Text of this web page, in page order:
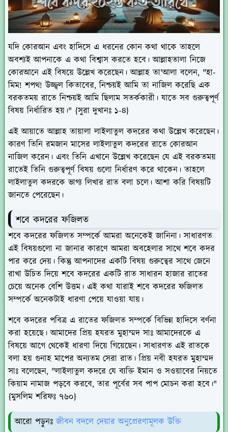
যদি কোরআন এবং হাদিসে এ ধরনের কোন কথা থাকে তাহলে
অবশ্যই আপনাকে এ কথা বিশ্বাস করতে হবে। আল্লাহতালা নিজে
কোরআনে এই বিষয়ে উল্লেখ করেছেন। আল্লাহ তা'আলা বলেন, "হা-
মিম! শপথ! উজ্জ্বল কিতাবের, নিশ্চয়ই আমি তা নাজিল করেছি এক
বরকতময় রাতে নিশ্চয়ই আমি ছিলাম সতর্ককারী। যাতে সব গুরুত্বপূর্ণ
বিষয় নির্ধারিত হয়।" {সুরা দুখানঃ ১-৪}
এই আয়াতে আল্লাহ তায়ালা লাইলাতুল কদরের কথা উল্লেখ করেছেন।
কারণ তিনি রমজান মাসের লাইলাতুল কদরের রাতে কোরআন
নাজিল করেন। এবং তিনি এখানে উল্লেখ করেছেন যে এই বরকতময়
রাতেই তিনি গুরুত্বপূর্ণ বিষয় গুলো নির্ধারণ করে থাকেন। তাহলে
লাইলাতুল কদরকে ভাগ্য লিখার রাত বলা চলে। আশা করি বিষয়টি
জানতে পেরেছেন।
শবে কদরের ফজিলত
শবে কদরের ফজিলত সম্পর্কে আমরা অনেকেই জানিনা। সাধারণত
এই বিষয়গুলো না জানার কারণে আমরা অবহেলার সাথে শবে কদর
পার করে দেয়। কিন্তু আপনাদের একটি বিষয় গুরুত্বের সাথে জেনে
রাখা উচিত দিয়ে শবে কদরের একটি রাত সাধারন হাজার রাতের
চেয়ে অনেক বেশি উত্তম। এই কথা যারাই শবে কদরের ফজিলত
সম্পর্কে অনেকটাই ধারণা পেয়ে যাওয়া যায়।
শবে কদরের পবিত্র এ রাতের ফজিলত সম্পর্কে বিভিন্ন হাদিসে বর্ণনা
করা হয়েছে। আমাদের প্রিয় হযরত মুহাম্মদ সাঃ আমাদেরকে এ
বিষয়ে আগে থেকেই ধারণা দিয়ে গিয়েছেন। সাধারণত এই রাতকে
বলা হয় গুনাহ মাপের অন্যতম সেরা রাত। প্রিয় নবী হযরত মুহাম্মদ
সাঃ বলেছেন, "লাইলাতুল কদরে যে ব্যক্তি ইমান ও সওয়াবের নিয়তে
কিয়াম নামাজ পড়বে করবে, তার পূর্বের সব পাপ মোচন করা হবে।"
{মুসলিম শরিফঃ ৭৬০}
আরো পড়ুনঃজীবন বদলে দেয়ার অনুপ্রেরণামূলক উক্তি